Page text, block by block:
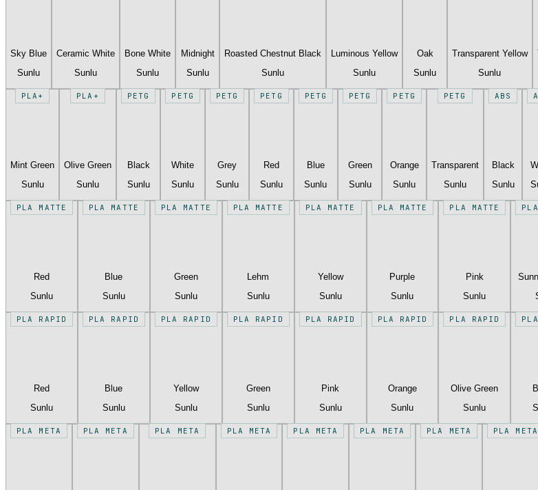
Sky Blue
Sunlu
Ceramic White
Sunlu
Bone White
Sunlu
Midnight
Sunlu
Roasted Chestnut Black
Sunlu
Luminous Yellow
Sunlu
Oak
Sunlu
Transparent Yellow
Sunlu
PLA+
Mint Green
Sunlu
PLA+
Olive Green
Sunlu
PETG
Black
Sunlu
PETG
White
Sunlu
PETG
Grey
Sunlu
PETG
Red
Sunlu
PETG
Blue
Sunlu
PETG
Green
Sunlu
PETG
Orange
Sunlu
PETG
Transparent
Sunlu
ABS
Black
Sunlu
PLA MATTE
Red
Sunlu
PLA MATTE
Blue
Sunlu
PLA MATTE
Green
Sunlu
PLA MATTE
Lehm
Sunlu
PLA MATTE
Yellow
Sunlu
PLA MATTE
Purple
Sunlu
PLA MATTE
Pink
Sunlu
PLA RAPID
Red
Sunlu
PLA RAPID
Blue
Sunlu
PLA RAPID
Yellow
Sunlu
PLA RAPID
Green
Sunlu
PLA RAPID
Pink
Sunlu
PLA RAPID
Orange
Sunlu
PLA RAPID
Olive Green
Sunlu
PLA META PLA META PLA META PLA META PLA META PLA META PLA META PLA META